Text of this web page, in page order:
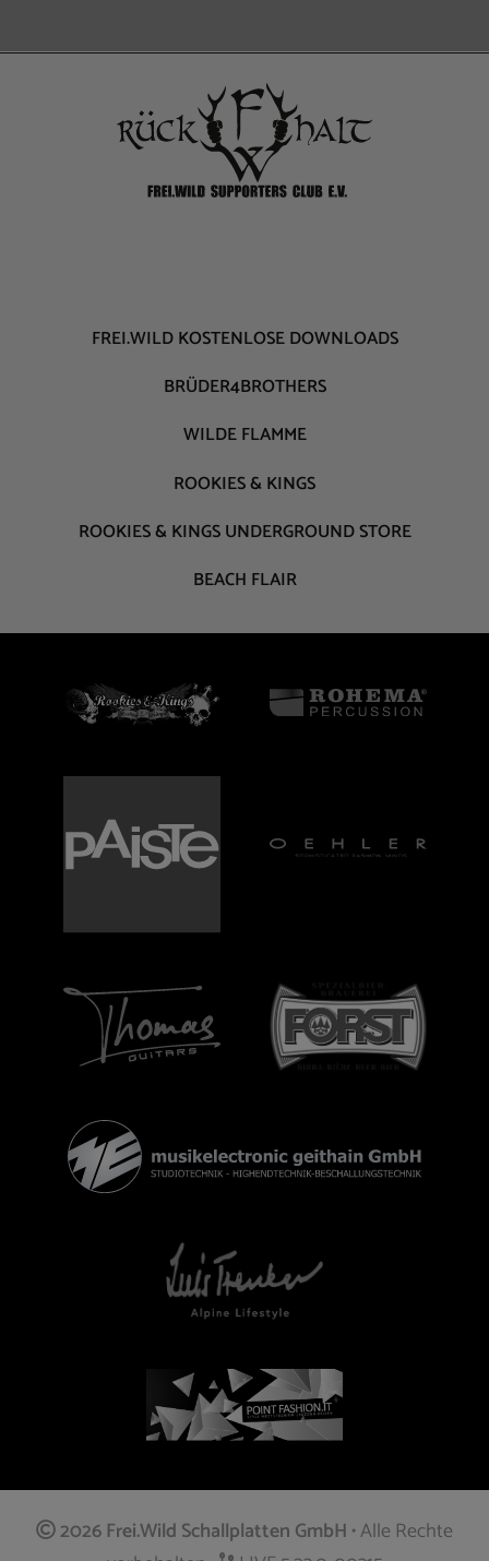
FREI.WILD KOSTENLOSE DOWNLOADS
BRÜDER4BROTHERS
WILDE FLAMME
ROOKIES & KINGS
ROOKIES & KINGS UNDERGROUND STORE
BEACH FLAIR
2026 Frei.Wild Schallplatten GmbH • Alle Rechte